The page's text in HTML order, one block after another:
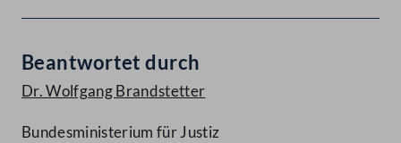
Beantwortet durch
Dr. Wolfgang Brandstetter
Bundesministerium für Justiz